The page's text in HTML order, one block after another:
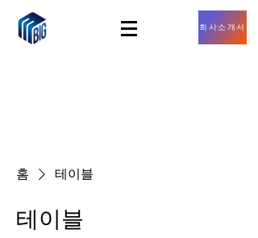
회사소개서
홈 테이블
테이블